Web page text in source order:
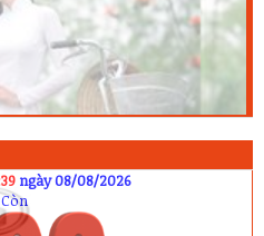
ngày 08/08/2026
Còn